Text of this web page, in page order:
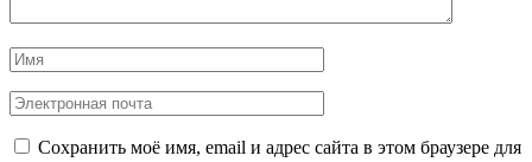
Сохранить моё имя, email и адрес сайта в этом браузере для